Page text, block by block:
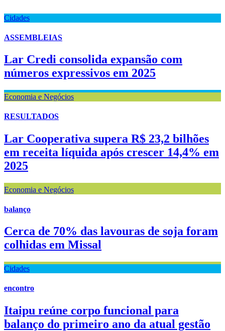
Cidades
ASSEMBLEIAS
Lar Credi consolida expansão com
números expressivos em 2025
Economia e Negócios
RESULTADOS
Lar Cooperativa supera R$ 23,2 bilhões
em receita líquida após crescer 14,4% em
2025
Economia e Negócios
balanço
Cerca de 70% das lavouras de soja foram
colhidas em Missal
Cidades
encontro
Itaipu reúne corpo funcional para
balanço do primeiro ano da atual gestão